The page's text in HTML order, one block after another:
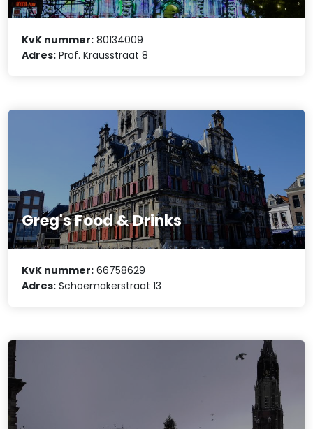
KvK nummer: 80134009
Adres: Prof. Krausstraat 8
Greg's Food & Drinks
KvK nummer: 66758629
Adres: Schoemakerstraat 13